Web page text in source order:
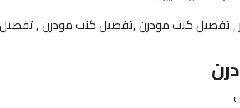
تفصيل كنب مودرن ,تفصيل كنب مودرن , تفصيل